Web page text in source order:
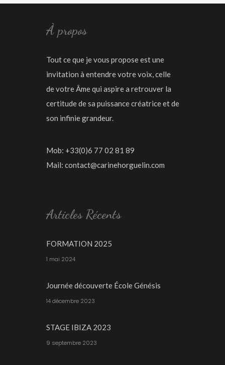
À propos
Tout ce que je vous propose est une
invitation à entendre votre voix, celle
de votre Âme qui aspire a retrouver la
certitude de sa puissance créatrice et de
son infinie grandeur.
Mob: +33(0)6 77 02 81 89
Mail: contact@carinehorguelin.com
Articles Récents
FORMATION 2025
1 mai 2024
Journée découverte École Génésis
14 décembre 2023
STAGE IBIZA 2023
9 septembre 2023